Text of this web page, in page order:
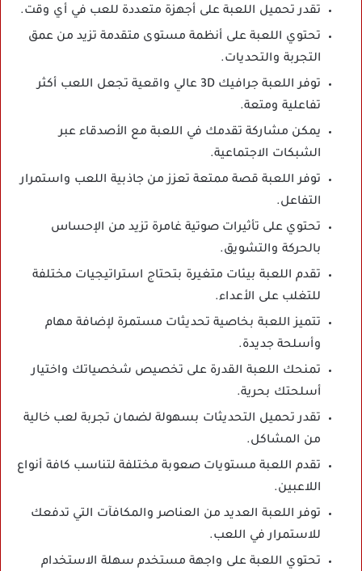
تقدر تحميل اللعبة على أجهزة متعددة للعب في أي وقت.
تحتوي اللعبة على أنظمة مستوى متقدمة تزيد من عمق
التجربة والتحديات.
توفر اللعبة جرافيك 3D عالي واقعية تجعل اللعب أكثر
تفاعلية ومتعة.
يمكن مشاركة تقدمك في اللعبة مع الأصدقاء عبر
الشبكات الاجتماعية.
توفر اللعبة قصة ممتعة تعزز من جاذبية اللعب واستمرار
التفاعل.
تحتوي على تأثيرات صوتية غامرة تزيد من الإحساس
بالحركة والتشويق.
تقدم اللعبة بيئات متغيرة بتحتاج استراتيجيات مختلفة
للتغلب على الأعداء.
تتميز اللعبة بخاصية تحديثات مستمرة لإضافة مهام
وأسلحة جديدة.
تمنحك اللعبة القدرة على تخصيص شخصياتك واختيار
أسلحتك بحرية.
تقدر تحميل التحديثات بسهولة لضمان تجربة لعب خالية
من المشاكل.
تقدم اللعبة مستويات صعوبة مختلفة لتناسب كافة أنواع
اللاعبين.
توفر اللعبة العديد من العناصر والمكافآت التي تدفعك
للاستمرار في اللعب.
تحتوي اللعبة على واجهة مستخدم سهلة الاستخدام